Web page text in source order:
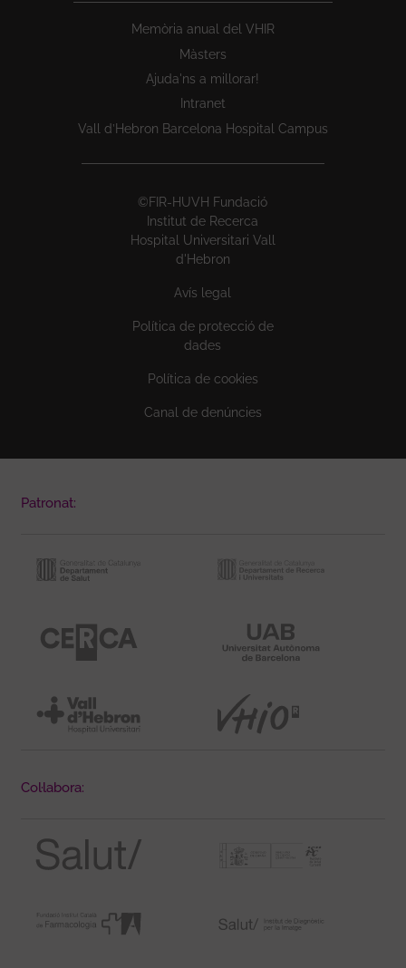
Memòria anual del VHIR
Màsters
Ajuda'ns a millorar!
Intranet
Vall d’Hebron Barcelona Hospital Campus
©FIR-HUVH Fundació
Institut de Recerca
Hospital Universitari Vall
d'Hebron
Avís legal
Política de protecció de
dades
Política de cookies
Canal de denúncies
Patronat:
Col·labora: